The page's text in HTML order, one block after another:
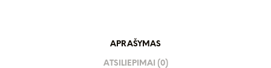
APRAŠYMAS
ATSILIEPIMAI (0)